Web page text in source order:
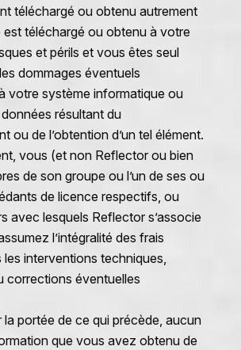
téléchargé ou obtenu autrement
est téléchargé ou obtenu à votre
et périls et vous êtes seul
dommages éventuels
votre système informatique ou
résultant du
ou de l’obtention d’un tel élément.
vous (et non Reflector ou bien
de son groupe ou l’un de ses ou
de licence respectifs, ou
avec lesquels Reflector s’associe
l’intégralité des frais
les interventions techniques,
corrections éventuelles
la portée de ce qui précède, aucun
que vous avez obtenu de